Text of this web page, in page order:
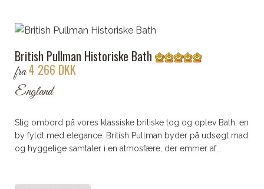
British Pullman Historiske Bath
fra4 266 DKK
England
Stig ombord på vores klassiske britiske tog og oplev Bath, en
by fyldt med elegance. British Pullman byder på udsøgt mad
og hyggelige samtaler i en atmosfære, der emmer af...